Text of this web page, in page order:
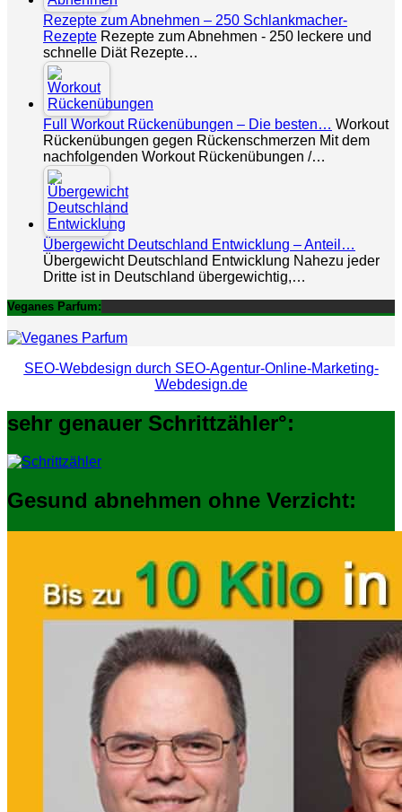
Rezepte zum Abnehmen – 250 Schlankmacher-
Rezepte Rezepte zum Abnehmen - 250 leckere und
schnelle Diät Rezepte…
Full Workout Rückenübungen – Die besten… Workout
Rückenübungen gegen Rückenschmerzen Mit dem
nachfolgenden Workout Rückenübungen /…
Übergewicht Deutschland Entwicklung – Anteil…
Übergewicht Deutschland Entwicklung Nahezu jeder
Dritte ist in Deutschland übergewichtig,…
Veganes Parfum:
SEO-Webdesign durch SEO-Agentur-Online-Marketing-
Webdesign.de
sehr genauer Schrittzähler°:
Gesund abnehmen ohne Verzicht: